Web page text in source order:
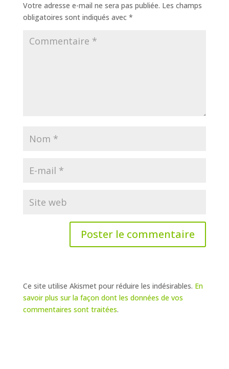
Votre adresse e-mail ne sera pas publiée. Les champs
obligatoires sont indiqués avec *
Ce site utilise Akismet pour réduire les indésirables. En
savoir plus sur la façon dont les données de vos
commentaires sont traitées.